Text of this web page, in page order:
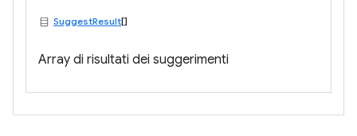
SuggestResult[]
Array di risultati dei suggerimenti